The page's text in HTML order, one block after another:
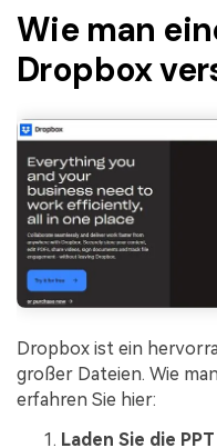
Wie man
Dropbox
Dropbox ist ein
großer Dateien. Wie
erfahren Sie hier:
Laden Sie die